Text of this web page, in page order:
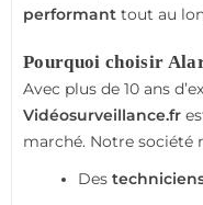
performant tout au
Pourquoi choisir
Avec plus de 10 ans
Vidéosurveillance.fr
marché. Notre société
Des